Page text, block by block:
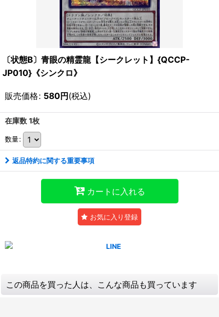
〔状態B〕青眼の精霊龍【シークレット】{QCCP-
JP010}《シンクロ》
販売価格: 580円(税込)
在庫数 1枚
数量:
返品特約に関する重要事項
カートに入れる
お気に入り登録
この商品を買った人は、こんな商品も買っています